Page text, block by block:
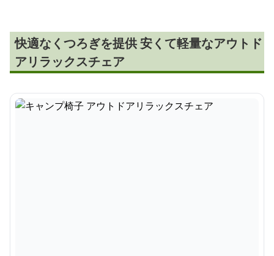
快適なくつろぎを提供 安くて軽量なアウトド
アリラックスチェア